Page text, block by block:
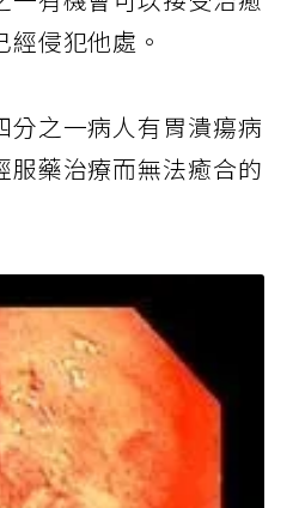
有機會可以接受治癒
侵犯他處。
之一病人有胃潰瘍病
藥治療而無法癒合的